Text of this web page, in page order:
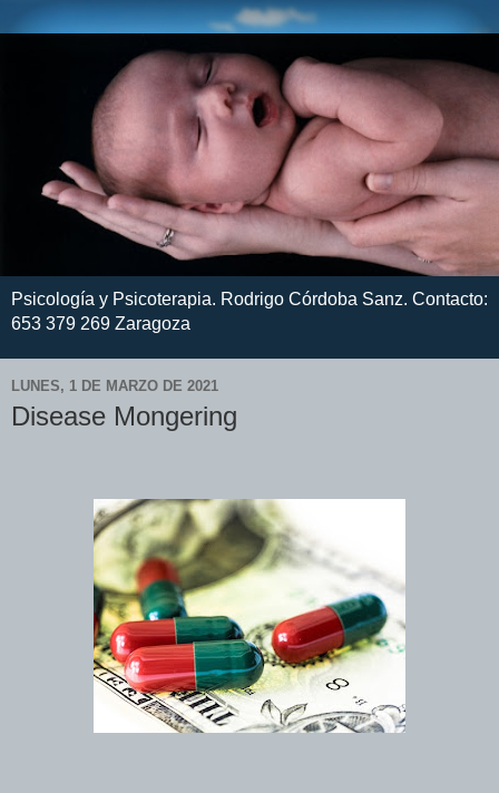
Psicología y Psicoterapia. Rodrigo Córdoba Sanz. Contacto:
653 379 269 Zaragoza
LUNES, 1 DE MARZO DE 2021
Disease Mongering